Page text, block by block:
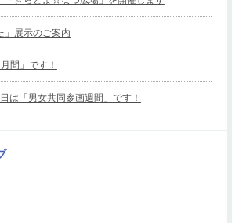
」展示のご案内
間」です！
は「男女共同参画週間」です！